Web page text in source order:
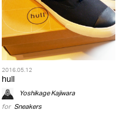
2016.05.12
hull
Yoshikage Kajiwara
for Sneakers